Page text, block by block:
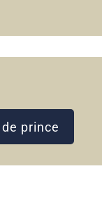
prince